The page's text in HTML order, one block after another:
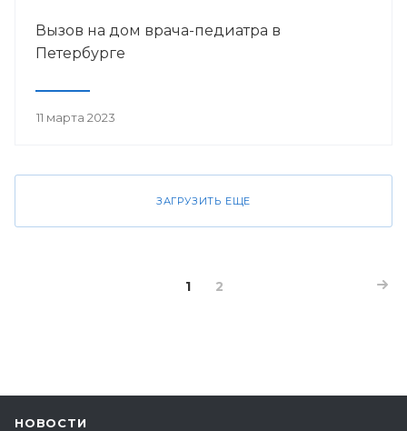
Вызов на дом врача-педиатра в
Петербурге
11 марта 2023
ЗАГРУЗИТЬ ЕЩЕ
1 2
НОВОСТИ